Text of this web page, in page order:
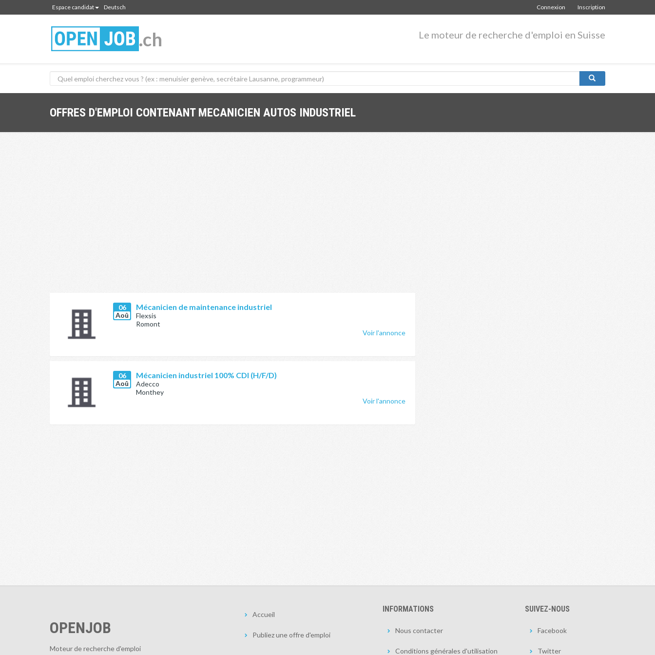
Espace candidat Deutsch Inscription
Connexion
.ch Le moteur de recherche d'emploi en Suisse
OFFRES D'EMPLOI CONTENANT MECANICIEN AUTOS INDUSTRIEL
06
Aoû
Mécanicien de maintenance industriel
Flexsis
Romont
Voir l'annonce
06
Aoû
Mécanicien industriel 100% CDI (H/F/D)
Adecco
Monthey
Voir l'annonce
OPENJOB
Moteur de recherche d'emploi
Accueil
Publiez une offre d'emploi
INFORMATIONS
Nous contacter
Conditions générales d'utilisation
SUIVEZ-NOUS
Facebook
Twitter